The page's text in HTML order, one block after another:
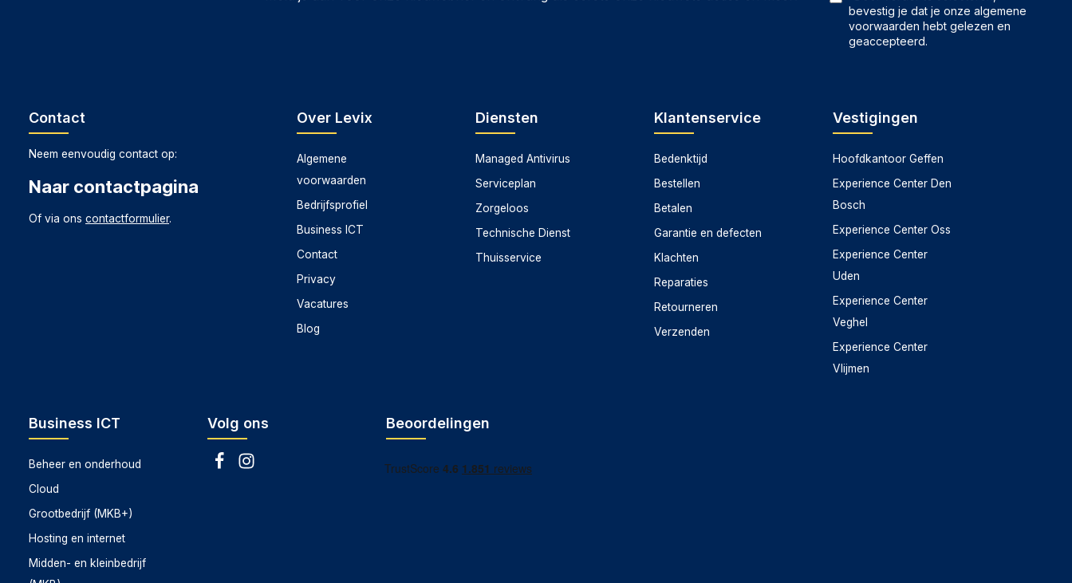
bevestig je dat je onzealgemene
voorwaarden hebt gelezen en
geaccepteerd.
Volg ons
Contact
Neem eenvoudig contact op:
Naar contactpagina
Of via ons contactformulier.
Over Levix
Algemene
voorwaarden
Bedrijfsprofiel
Business ICT
Contact
Privacy
Vacatures
Blog
Diensten
Managed Antivirus
Serviceplan
Zorgeloos
Technische Dienst
Thuisservice
Klantenservice
Bedenktijd
Bestellen
Betalen
Garantie en defecten
Klachten
Reparaties
Retourneren
Verzenden
Vestigingen
Hoofdkantoor Geffen
Experience Center Den
Bosch
Experience Center Oss
Experience Center
Uden
Experience Center
Veghel
Experience Center
Vlijmen
Business ICT
Beheer en onderhoud
Cloud
Grootbedrijf (MKB+)
Hosting en internet
Midden- en kleinbedrijf
Beoordelingen